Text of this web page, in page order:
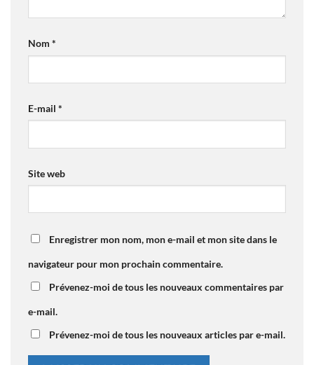
Nom *
E-mail *
Site web
Enregistrer mon nom, mon e-mail et mon site dans le
navigateur pour mon prochain commentaire.
Prévenez-moi de tous les nouveaux commentaires par
e-mail.
Prévenez-moi de tous les nouveaux articles par e-mail.